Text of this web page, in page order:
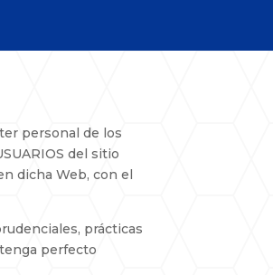
personal de los
del sitio
dicha Web, con el
prácticas
perfecto